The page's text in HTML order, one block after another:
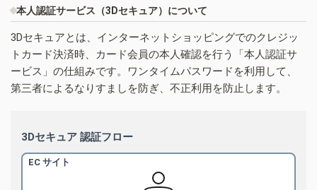
本人認証サービス（3Dセキュア）について
3Dセキュアとは、インターネットショッピングでのクレジッ
トカード決済時、カード会員の本人確認を行う「本人認証サ
ービス」の仕組みです。ワンタイムパスワードを利用して、
第三者によるなりすましを防ぎ、不正利用を防止します。
3Dセキュア 認証フロー
EC サイト